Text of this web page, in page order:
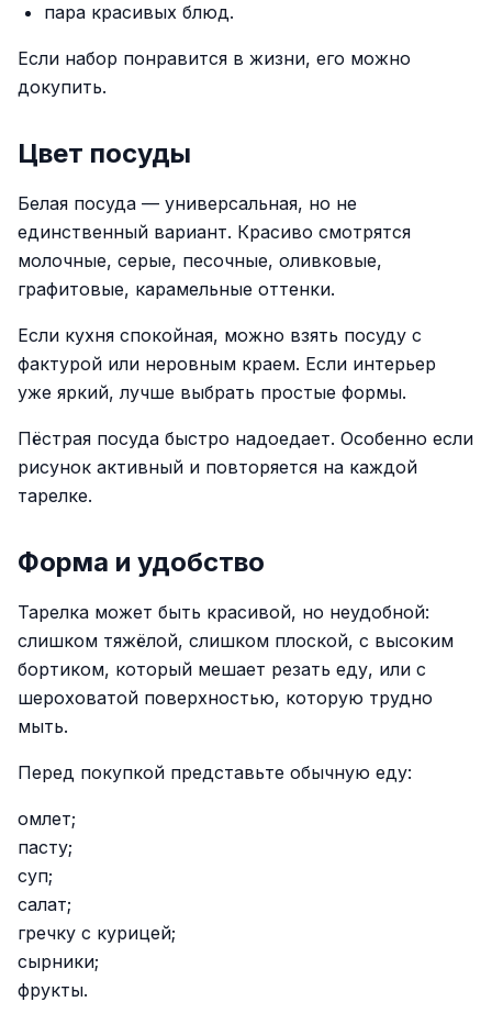
пара красивых блюд.
Если набор понравится в жизни, его можно
докупить.
Цвет посуды
Белая посуда — универсальная, но не
единственный вариант. Красиво смотрятся
молочные, серые, песочные, оливковые,
графитовые, карамельные оттенки.
Если кухня спокойная, можно взять посуду с
фактурой или неровным краем. Если интерьер
уже яркий, лучше выбрать простые формы.
Пёстрая посуда быстро надоедает. Особенно если
рисунок активный и повторяется на каждой
тарелке.
Форма и удобство
Тарелка может быть красивой, но неудобной:
слишком тяжёлой, слишком плоской, с высоким
бортиком, который мешает резать еду, или с
шероховатой поверхностью, которую трудно
мыть.
Перед покупкой представьте обычную еду:
омлет;
пасту;
суп;
салат;
гречку с курицей;
сырники;
фрукты.